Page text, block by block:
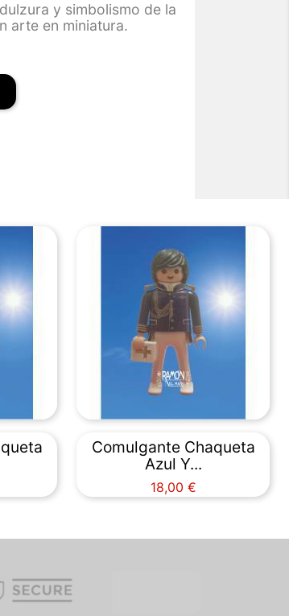
y simbolismo de la
arte en miniatura.
Comulgante Chaqueta
Azul Y...
Precio
18,00 €